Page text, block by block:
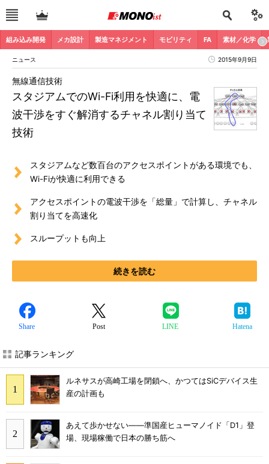
組み込み開発 メカ設計 製造マネジメント モビリティ FA 素材／化学
ニュース 2015年9月9日
スタジアムでのWi-Fi利用を快適に、電
波干渉をすぐ解消するチャネル割り当て
技術
無線通信技術
スタジアムなど数百台のアクセスポイントがある環境でも、
Wi-Fiが快適に利用できる
アクセスポイントの電波干渉を「総量」で計算し、チャネル
割り当てを高速化
スループットも向上
続きを読む
Share Post LINE Hatena
記事ランキング
ルネサスが高崎工場を閉鎖へ、かつてはSiCデバイス生
産の計画も
あえて歩かせない――準国産ヒューマノイド「D1」登
場、現場稼働で日本の勝ち筋へ